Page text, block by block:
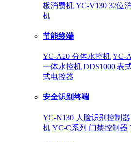
板消费机 YC-V130 32位
机
节能终端
YC-A20 分体水控机 YC-
一体水控机 DDS1000 表
式电控器
安全识别终端
YC-N130 人脸识别控制器
机 YC-C系列 门禁控制器